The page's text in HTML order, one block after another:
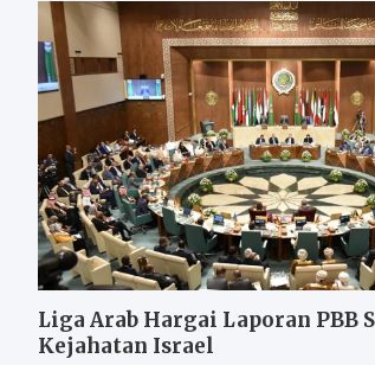
Liga Arab Hargai Laporan PBB
Kejahatan Israel